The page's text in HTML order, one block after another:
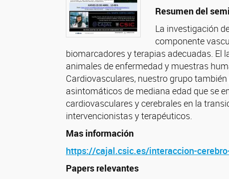
Resumen del
La investigación
componente
biomarcadores y terapias adecuadas. El
animales de enfermedad y muestras
Cardiovasculares, nuestro grupo
asintomáticos de mediana edad que se
cardiovasculares y cerebrales en la
intervencionistas y terapéuticos.
Mas información
https://cajal.csic.es/interaccion-
Papers relevantes